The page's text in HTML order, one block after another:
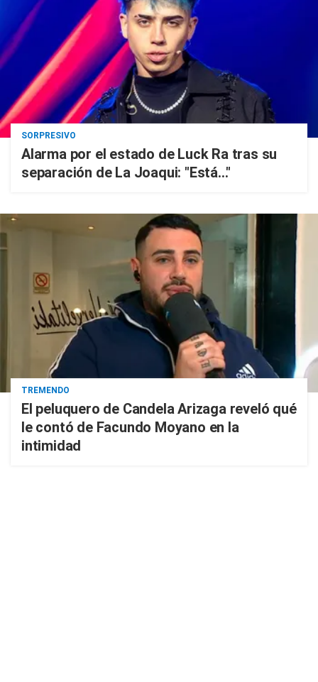
SORPRESIVO
Alarma por el estado de Luck Ra tras su
separación de La Joaqui: "Está..."
TREMENDO
El peluquero de Candela Arizaga reveló qué
le contó de Facundo Moyano en la
intimidad